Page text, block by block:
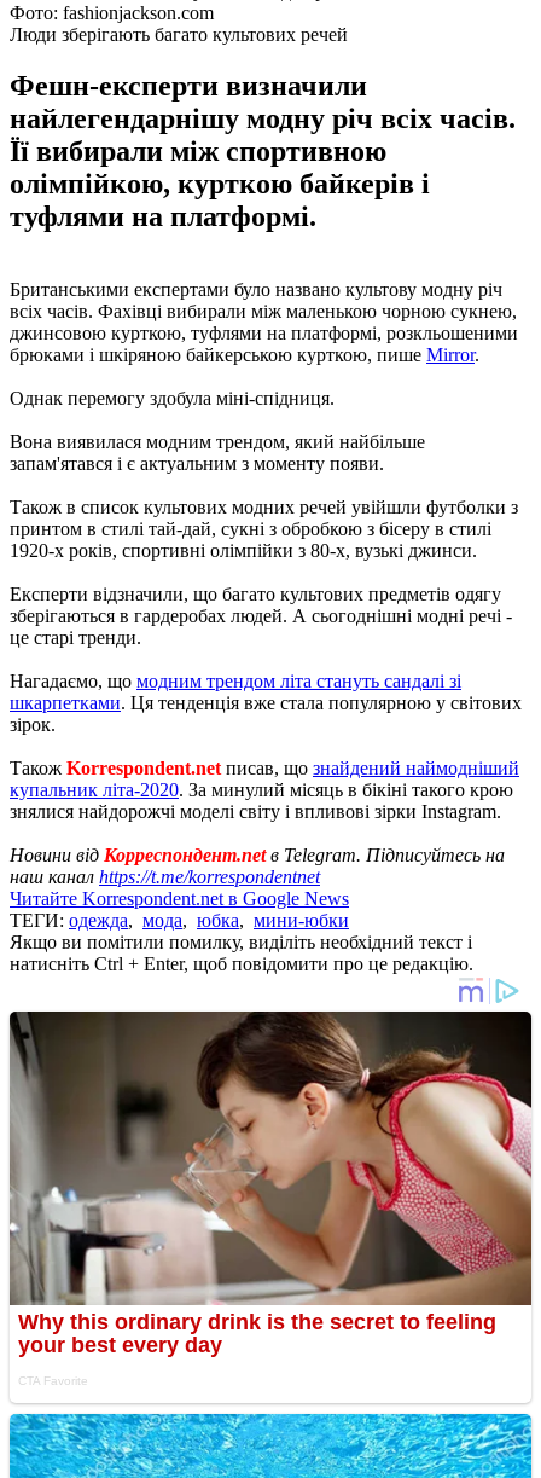
Фото: fashionjackson.com
Люди зберігають багато культових речей
Фешн-експерти визначили
найлегендарнішу модну річ всіх часів.
Її вибирали між спортивною
олімпійкою, курткою байкерів і
туфлями на платформі.
Британськими експертами було названо культову модну річ
всіх часів. Фахівці вибирали між маленькою чорною сукнею,
джинсовою курткою, туфлями на платформі, розкльошеними
брюками і шкіряною байкерською курткою, пише Mirror.
Однак перемогу здобула міні-спідниця.
Вона виявилася модним трендом, який найбільше
запам'ятався і є актуальним з моменту появи.
Також в список культових модних речей увійшли футболки з
принтом в стилі тай-дай, сукні з обробкою з бісеру в стилі
1920-х років, спортивні олімпійки з 80-х, вузькі джинси.
Експерти відзначили, що багато культових предметів одягу
зберігаються в гардеробах людей. А сьогоднішні модні речі -
це старі тренди.
Нагадаємо, що модним трендом літа стануть сандалі зі
шкарпетками. Ця тенденція вже стала популярною у світових
зірок.
Також Korrespondent.net писав, що знайдений наймодніший
купальник літа-2020. За минулий місяць в бікіні такого крою
знялися найдорожчі моделі світу і впливові зірки Instagram.
Новини від Корреспондент.netв Telegram. Підписуйтесь на
наш канал https://t.me/korrespondentnet
Читайте Korrespondent.net в Google News
ТЕГИ: одежда, мода, юбка, мини-юбки
Якщо ви помітили помилку, виділіть необхідний текст і
натисніть Ctrl + Enter, щоб повідомити про це редакцію.